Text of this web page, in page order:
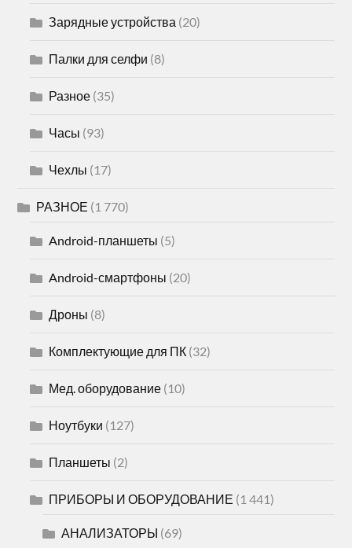
Зарядные устройства (20)
Палки для селфи (8)
Разное (35)
Часы (93)
Чехлы (17)
РАЗНОЕ (1 770)
Android-планшеты (5)
Android-смартфоны (20)
Дроны (8)
Комплектующие для ПК (32)
Мед. оборудование (10)
Ноутбуки (127)
Планшеты (2)
ПРИБОРЫ И ОБОРУДОВАНИЕ (1 441)
АНАЛИЗАТОРЫ (69)